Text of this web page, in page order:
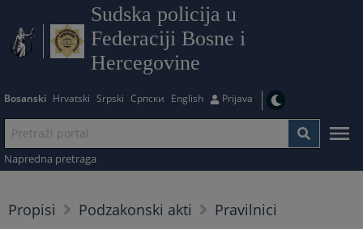
Sudska policija u
Federaciji Bosne i
Hercegovine
Bosanski Hrvatski Srpski Српски English Prijava
Napredna pretraga
Propisi Podzakonski akti Pravilnici